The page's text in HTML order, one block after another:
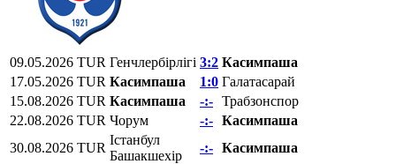
09.05.2026 TUR Генчлербірлігі 3:2 Касимпаша
17.05.2026 TUR Касимпаша 1:0 Галатасарай
15.08.2026 TUR Касимпаша -:- Трабзонспор
22.08.2026 TUR Чорум -:- Касимпаша
30.08.2026 TUR
Істанбул
Башакшехір
-:- Касимпаша